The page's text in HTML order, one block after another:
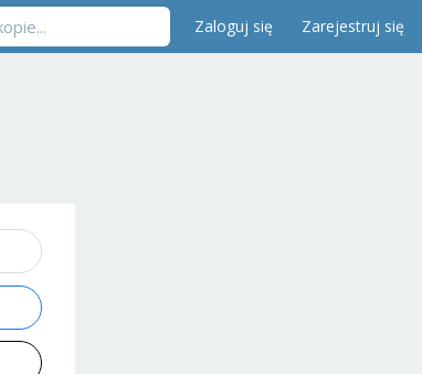
Zaloguj się Zarejestruj się